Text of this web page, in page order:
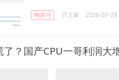
网易号 IT之家 2026-07-29
了？国产CPU一哥利润大